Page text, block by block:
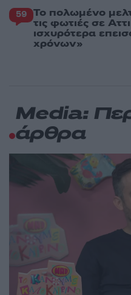
59 Το πολωμένο
τις φωτιές σε
ισχυρότερα
χρόνων»
Media:
άρθρα